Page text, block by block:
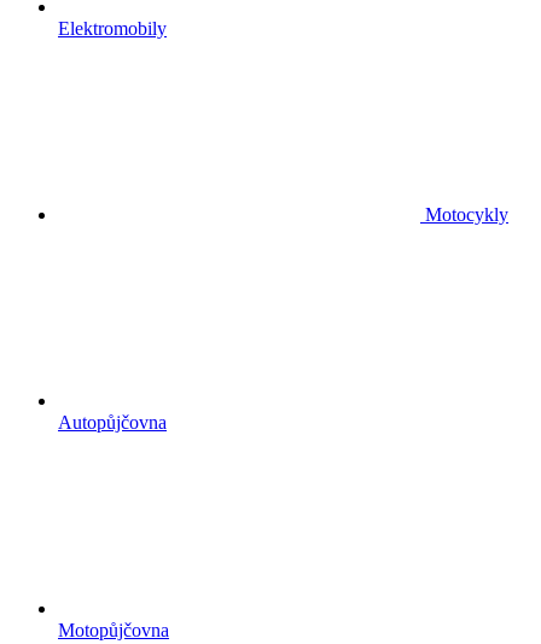
Elektromobily
Motocykly
Autopůjčovna
Motopůjčovna